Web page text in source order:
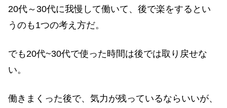
20代～30代に我慢して働いて、後で楽をするとい
うのも1つの考え方だ。
でも20代~30代で使った時間は後では取り戻せな
い。
働きまくった後で、気力が残っているならいいが、